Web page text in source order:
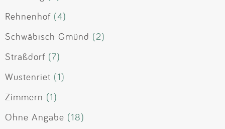
Rehnenhof (4)
Schwäbisch Gmünd (2)
Straßdorf (7)
Wustenriet (1)
Zimmern (1)
Ohne Angabe (18)